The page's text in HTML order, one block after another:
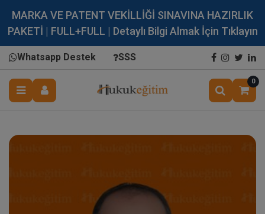
MARKA VE PATENT VEKİLLİĞİ SINAVINA HAZIRLIK
PAKETİ | FULL+FULL | Detaylı Bilgi Almak İçin Tıklayın
Whatsapp Destek SSS
0